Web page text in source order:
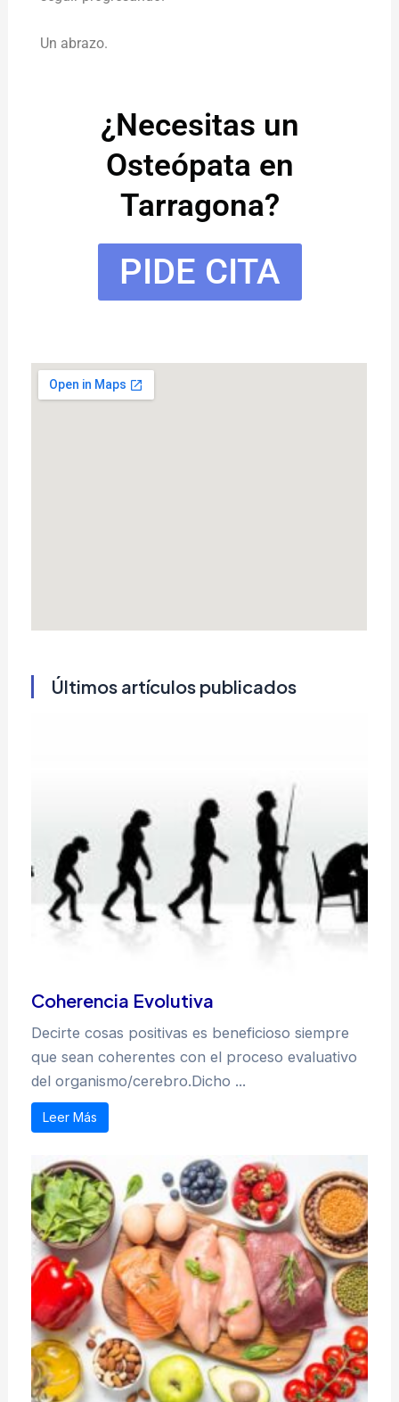
Un abrazo.
¿Necesitas un
Osteópata en
Tarragona?
PIDE CITA
Últimos artículos publicados
Coherencia Evolutiva
Decirte cosas positivas es beneficioso siempre
que sean coherentes con el proceso evaluativo
del organismo/cerebro.Dicho ...
Leer Más